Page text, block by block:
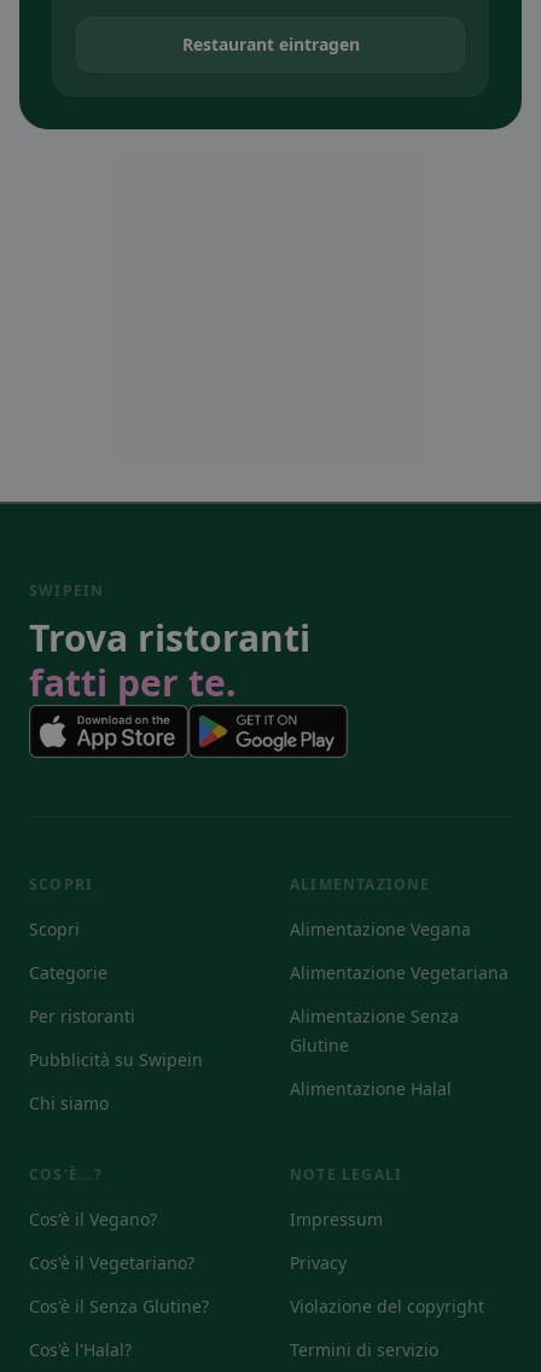
Restaurant eintragen
SWIPEIN
Trova ristoranti
fatti per te.
SCOPRI
Scopri
Categorie
Per ristoranti
Pubblicità su Swipein
Chi siamo
ALIMENTAZIONE
Alimentazione Vegana
Alimentazione Vegetariana
Alimentazione Senza
Glutine
Alimentazione Halal
COS'È...?
Cos'è il Vegano?
Cos'è il Vegetariano?
Cos'è il Senza Glutine?
Cos'è l'Halal?
NOTE LEGALI
Impressum
Privacy
Violazione del copyright
Termini di servizio